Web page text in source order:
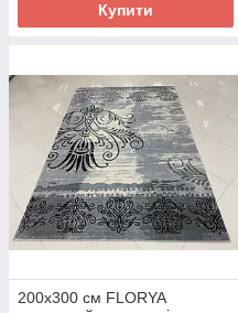
Купити
200х300 см FLORYA